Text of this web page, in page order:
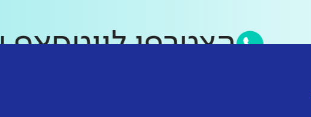
הצטרפו